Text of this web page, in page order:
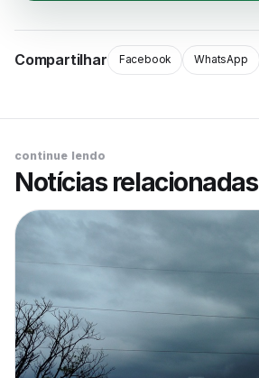
Compartilhar Facebook WhatsApp
continue lendo
Notícias relacionadas